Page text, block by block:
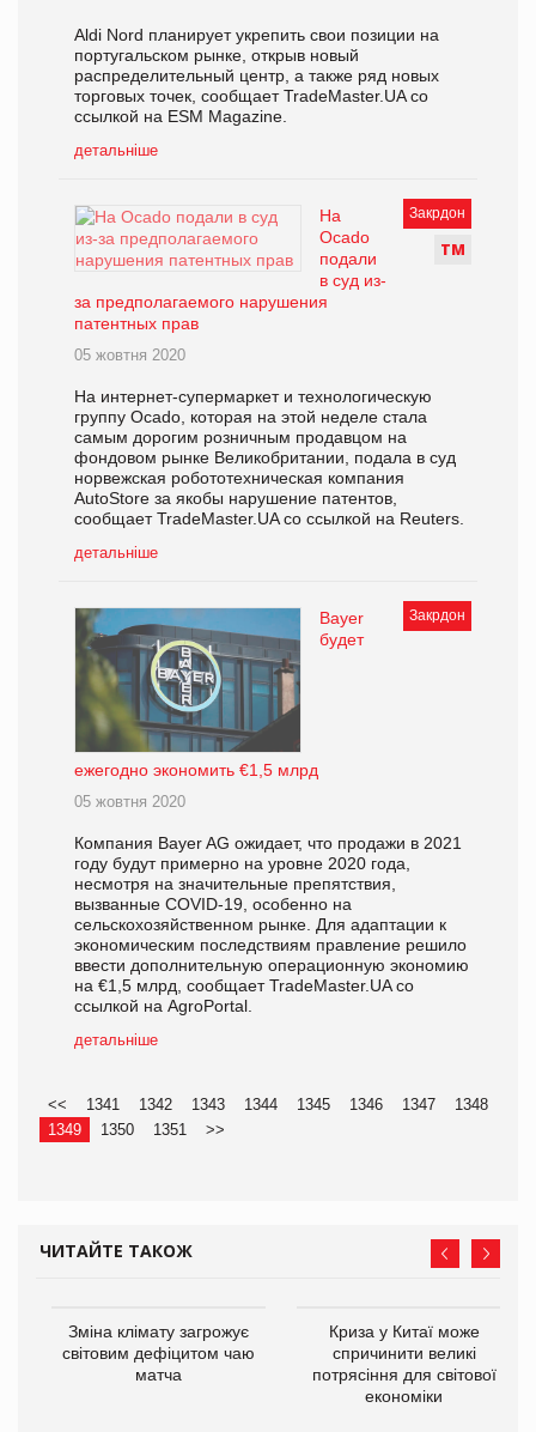
Aldi Nord планирует укрепить свои позиции на
португальском рынке, открыв новый
распределительный центр, а также ряд новых
торговых точек, сообщает TradeMaster.UA со
ссылкой на ESM Magazine.
детальніше
Закрдон
ТМ
На
Ocado
подали
в суд из-
за предполагаемого нарушения
патентных прав
05 жовтня 2020
На интернет-супермаркет и технологическую
группу Ocado, которая на этой неделе стала
самым дорогим розничным продавцом на
фондовом рынке Великобритании, подала в суд
норвежская робототехническая компания
AutoStore за якобы нарушение патентов,
сообщает TradeMaster.UA со ссылкой на Reuters.
детальніше
Закрдон
Bayer
будет
ежегодно экономить €1,5 млрд
05 жовтня 2020
Компания Bayer AG ожидает, что продажи в 2021
году будут примерно на уровне 2020 года,
несмотря на значительные препятствия,
вызванные COVID-19, особенно на
сельскохозяйственном рынке. Для адаптации к
экономическим последствиям правление решило
ввести дополнительную операционную экономию
на €1,5 млрд, сообщает TradeMaster.UA со
ссылкой на AgroPortal.
детальніше
<< 1341 1342 1343 1344 1345 1346 1347
1348
1349
1350 1351 >>
ЧИТАЙТЕ ТАКОЖ
Зміна клімату загрожує
світовим дефіцитом чаю
матча
Криза у Китаї може
спричинити великі
потрясіння для світової
економіки